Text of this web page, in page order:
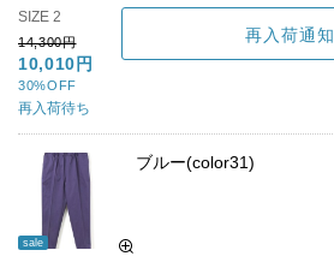
SIZE 2
14,300円
10,010円
30%OFF
再入荷待ち
再入荷通知
sale
ブルー(color31)